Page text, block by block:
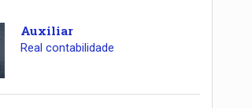
Auxiliar
Real contabilidade